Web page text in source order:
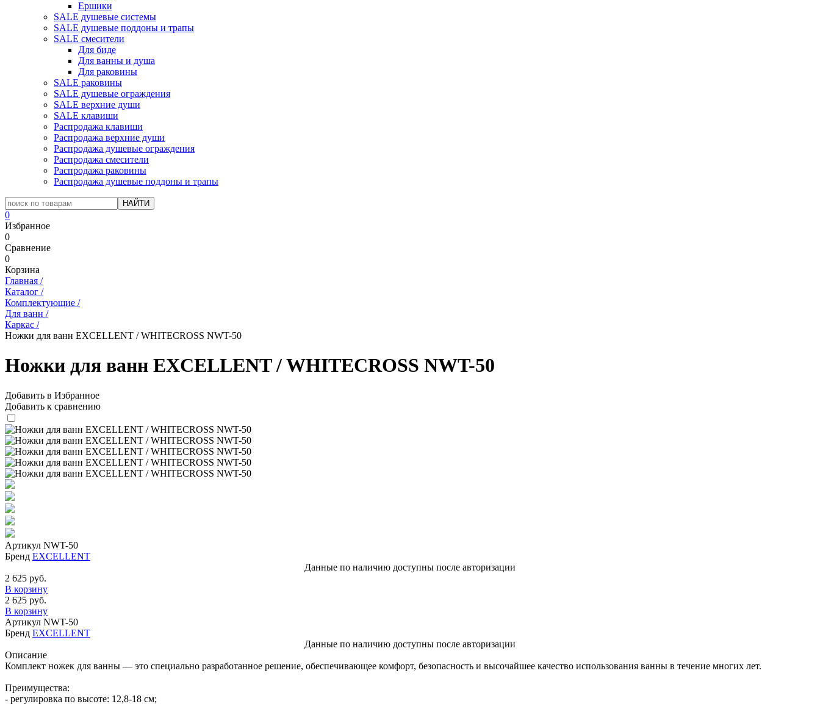
Ершики
SALE душевые системы
SALE душевые поддоны и трапы
SALE смесители
Для биде
Для ванны и душа
Для раковины
SALE раковины
SALE душевые ограждения
SALE верхние души
SALE клавиши
Распродажа клавиши
Распродажа верхние души
Распродажа душевые ограждения
Распродажа смесители
Распродажа раковины
Распродажа душевые поддоны и трапы
0
Избранное
0
Сравнение
0
Корзина
Главная /
Каталог /
Комплектующие /
Для ванн /
Каркас /
Ножки для ванн EXCELLENT / WHITECROSS NWT-50
Ножки для ванн EXCELLENT / WHITECROSS NWT-50
Добавить в Избранное
Добавить к сравнению
Артикул NWT-50
Бренд EXCELLENT
Данные по наличию доступны после авторизации
2 625 руб.
В корзину
2 625 руб.
В корзину
Артикул NWT-50
Бренд EXCELLENT
Данные по наличию доступны после авторизации
Описание
Комплект ножек для ванны — это специально разработанное решение, обеспечивающее комфорт, безопасность и высочайшее качество использования ванны в течение многих лет.
Преимущества:
- регулировка по высоте: 12,8-18 см;